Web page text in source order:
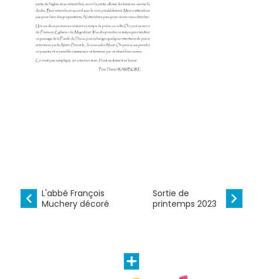
L'abbé François
Muchery décoré
Sortie de
printemps 2023